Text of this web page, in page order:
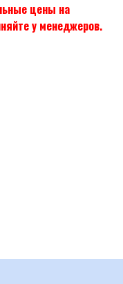
цены на
у менеджеров.